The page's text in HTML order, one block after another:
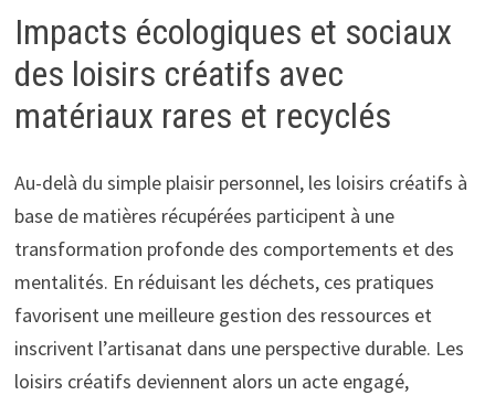
Impacts écologiques et sociaux
des loisirs créatifs avec
matériaux rares et recyclés
Au-delà du simple plaisir personnel, les loisirs créatifs à
base de matières récupérées participent à une
transformation profonde des comportements et des
mentalités. En réduisant les déchets, ces pratiques
favorisent une meilleure gestion des ressources et
inscrivent l’artisanat dans une perspective durable. Les
loisirs créatifs deviennent alors un acte engagé,